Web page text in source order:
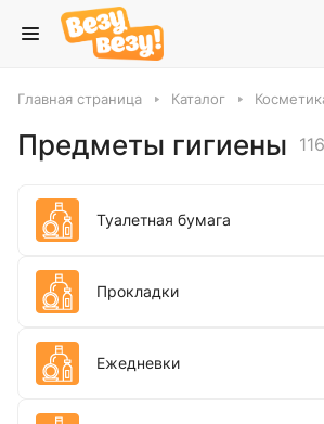
Главная страница Каталог
Предметы гигиены
Туалетная бумага
Прокладки
Ежедневки